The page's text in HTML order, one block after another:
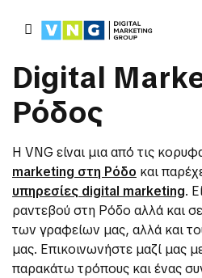
Digital
Ρόδος
Η VNG είναι μια από τις
marketing στη Ρόδο και
υπηρεσίες digital marketing.
ραντεβού στη Ρόδο αλλά και
των γραφείων μας, αλλά και
μας. Επικοινωνήστε μαζί μας
παρακάτω τρόπους και ένας